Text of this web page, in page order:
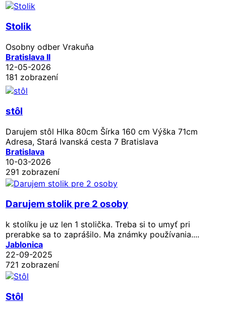
Stolik
Osobny odber Vrakuňa
Bratislava II
12-05-2026
181 zobrazení
stôl
Darujem stôl Hlka 80cm Šírka 160 cm Výška 71cm
Adresa, Stará Ivanská cesta 7 Bratislava
Bratislava
10-03-2026
291 zobrazení
Darujem stolik pre 2 osoby
k stolíku je uz len 1 stolička. Treba si to umyť pri
prerabke sa to zaprášilo. Ma známky používania....
Jablonica
22-09-2025
721 zobrazení
Stôl